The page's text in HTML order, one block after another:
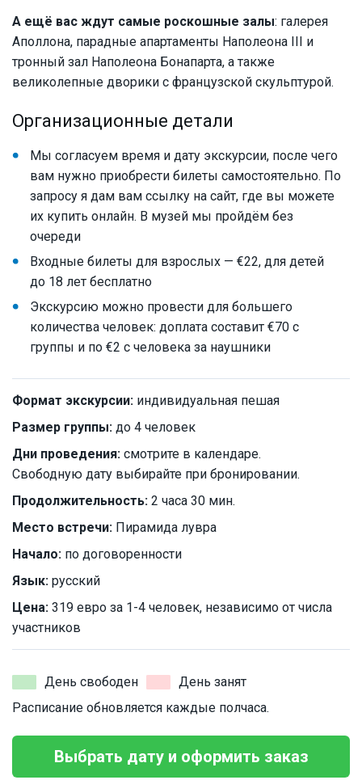
А ещё вас ждут самые роскошные залы: галерея
Аполлона, парадные апартаменты Наполеона III и
тронный зал Наполеона Бонапарта, а также
великолепные дворики с французской скульптурой.
Организационные детали
Мы согласуем время и дату экскурсии, после чего
вам нужно приобрести билеты самостоятельно. По
запросу я дам вам ссылку на сайт, где вы можете
их купить онлайн. В музей мы пройдём без
очереди
Входные билеты для взрослых — €22, для детей
до 18 лет бесплатно
Экскурсию можно провести для большего
количества человек: доплата составит €70 с
группы и по €2 с человека за наушники
Формат экскурсии: индивидуальная пешая
Размер группы: до 4 человек
Дни проведения: смотрите в календаре.
Свободную дату выбирайте при бронировании.
Продолжительность: 2 часа 30 мин.
Место встречи: Пирамида лувра
Начало: по договоренности
Язык: русский
Цена: 319 евро за 1-4 человек, независимо от числа
участников
День свободен
День занят
Расписание обновляется каждые полчаса.
Выбрать дату и оформить заказ